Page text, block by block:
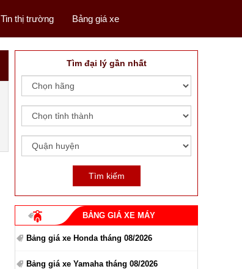
Tin thị trường Bảng giá xe
Tìm đại lý gần nhất
BẢNG GIÁ XE MÁY
Bảng giá xe Honda tháng 08/2026
Bảng giá xe Yamaha tháng 08/2026